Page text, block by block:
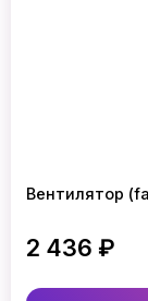
Вентилятор
2 436 ₽